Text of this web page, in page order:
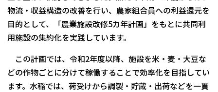
物流・収益構造の改善を行い、農家組合員への利益還元を
目的として、「農業施設改修5カ年計画」をもとに共同利
用施設の集約化を実践しています。
この計画では、令和2年度以降、施設を米・麦・大豆な
どの作物ごとに分けて稼働することで効率化を目指してい
ます。水稲では、荷受けから調製・貯蔵・出荷などを一貫